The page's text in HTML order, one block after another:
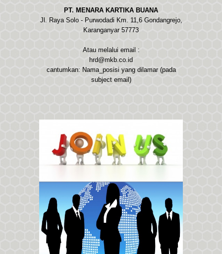
PT. MENARA KARTIKA BUANA
Jl. Raya Solo - Purwodadi Km. 11,6 Gondangrejo,
Karanganyar 57773
Atau melalui email :
hrd@mkb.co.id
cantumkan: Nama_posisi yang dilamar (pada
subject email)